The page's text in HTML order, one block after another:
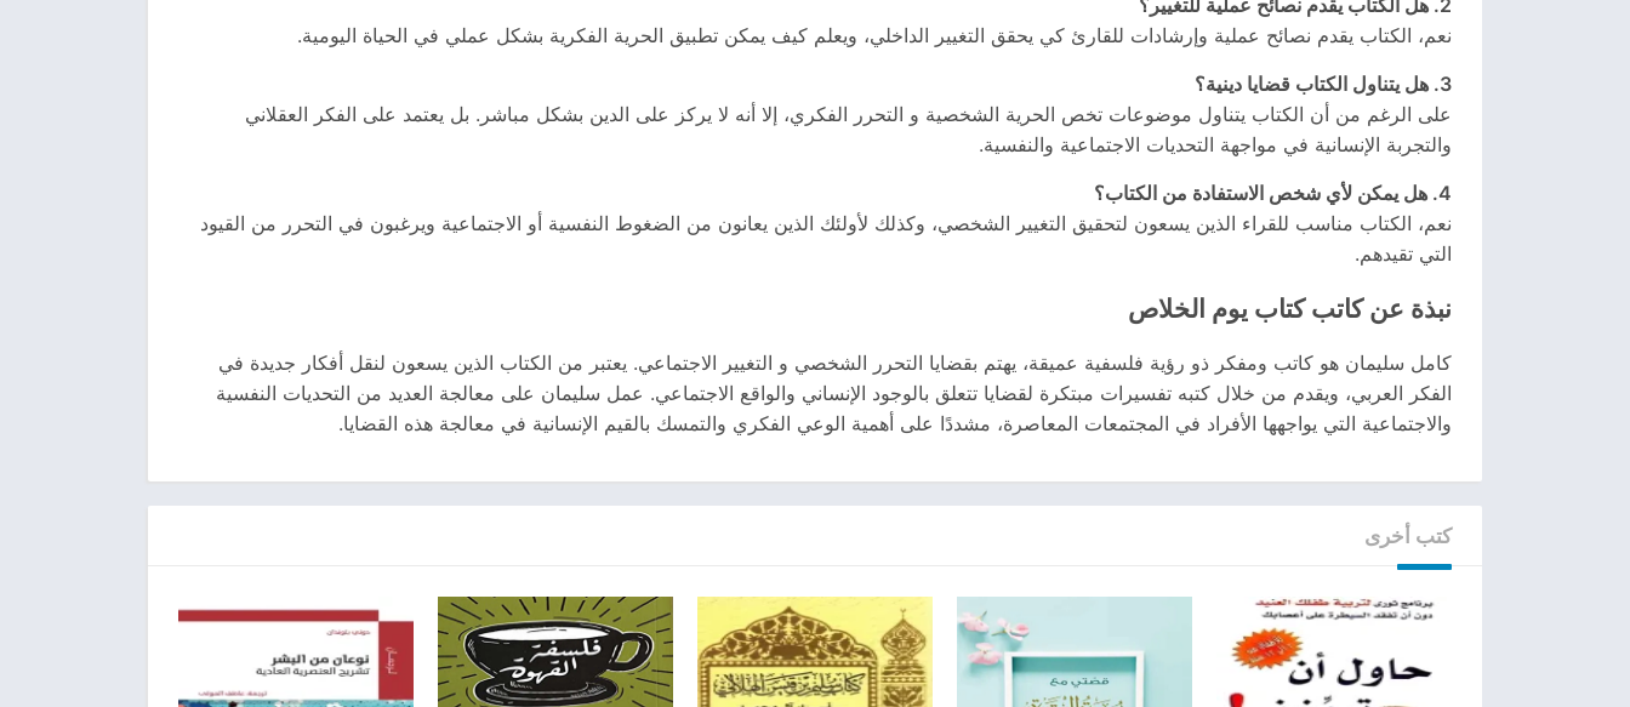
نعم، الكتاب يقدم نصائح عملية وإرشادات للقارئ كي يحقق التغيير الداخلي، ويعلم كيف يمكن تطبيق الحرية الفكرية بشكل عملي في الحياة اليومية.
3. هل يتناول الكتاب قضايا دينية؟
على الرغم من أن الكتاب يتناول موضوعات تخص الحرية الشخصية و التحرر الفكري، إلا أنه لا يركز على الدين بشكل مباشر. بل يعتمد على الفكر العقلاني
والتجربة الإنسانية في مواجهة التحديات الاجتماعية والنفسية.
4. هل يمكن لأي شخص الاستفادة من الكتاب؟
نعم، الكتاب مناسب للقراء الذين يسعون لتحقيق التغيير الشخصي، وكذلك لأولئك الذين يعانون من الضغوط النفسية أو الاجتماعية ويرغبون في التحرر من القيود
التي تقيدهم.
نبذة عن كاتب كتاب يوم الخلاص
كامل سليمان هو كاتب ومفكر ذو رؤية فلسفية عميقة، يهتم بقضايا التحرر الشخصي و التغيير الاجتماعي. يعتبر من الكتاب الذين يسعون لنقل أفكار جديدة في
الفكر العربي، ويقدم من خلال كتبه تفسيرات مبتكرة لقضايا تتعلق بالوجود الإنساني والواقع الاجتماعي. عمل سليمان على معالجة العديد من التحديات النفسية
والاجتماعية التي يواجهها الأفراد في المجتمعات المعاصرة، مشددًا على أهمية الوعي الفكري والتمسك بالقيم الإنسانية في معالجة هذه القضايا.
كتب أخرى